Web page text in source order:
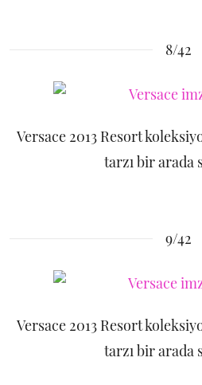
8/42
Versace 2013 Resort
tarzı bir arada
9/42
Versace 2013 Resort
tarzı bir arada